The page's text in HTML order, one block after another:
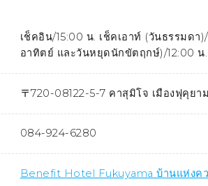
เช็คอิน/15:00 น. เช็คเอาท์ (วันธรรมดา
อาทิตย์ และวันหยุดนักขัตฤกษ์)/12:00 น.
〒720-08122-5-7 คาสุมิโจ เมืองฟุคุยา
084-924-6280
Benefit Hotel Fukuyama บ้านแห่งค